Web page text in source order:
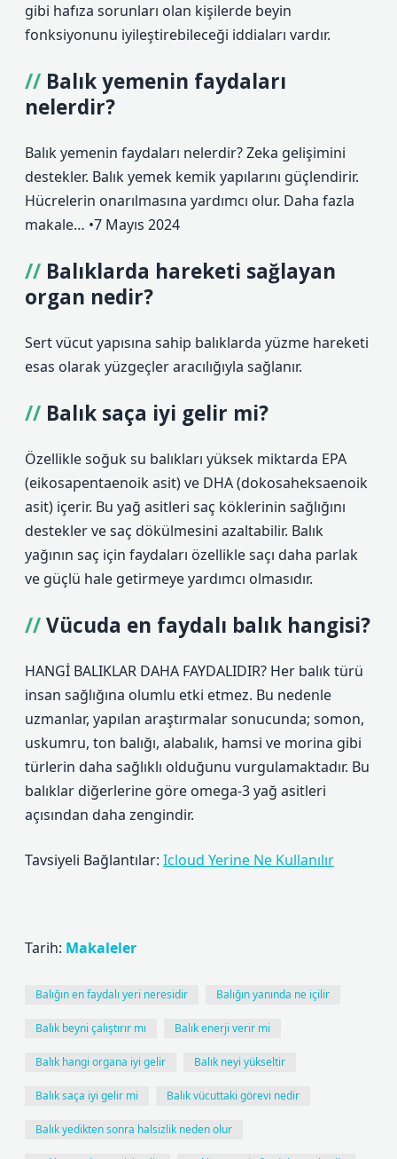
gibi hafıza sorunları olan kişilerde beyin
fonksiyonunu iyileştirebileceği iddiaları vardır.
Balık yemenin faydaları
nelerdir?
Balık yemenin faydaları nelerdir? Zeka gelişimini
destekler. Balık yemek kemik yapılarını güçlendirir.
Hücrelerin onarılmasına yardımcı olur. Daha fazla
makale… •7 Mayıs 2024
Balıklarda hareketi sağlayan
organ nedir?
Sert vücut yapısına sahip balıklarda yüzme hareketi
esas olarak yüzgeçler aracılığıyla sağlanır.
Balık saça iyi gelir mi?
Özellikle soğuk su balıkları yüksek miktarda EPA
(eikosapentaenoik asit) ve DHA (dokosaheksaenoik
asit) içerir. Bu yağ asitleri saç köklerinin sağlığını
destekler ve saç dökülmesini azaltabilir. Balık
yağının saç için faydaları özellikle saçı daha parlak
ve güçlü hale getirmeye yardımcı olmasıdır.
Vücuda en faydalı balık hangisi?
HANGİ BALIKLAR DAHA FAYDALIDIR? Her balık türü
insan sağlığına olumlu etki etmez. Bu nedenle
uzmanlar, yapılan araştırmalar sonucunda; somon,
uskumru, ton balığı, alabalık, hamsi ve morina gibi
türlerin daha sağlıklı olduğunu vurgulamaktadır. Bu
balıklar diğerlerine göre omega-3 yağ asitleri
açısından daha zengindir.
Tavsiyeli Bağlantılar: Icloud Yerine Ne Kullanılır
Tarih: Makaleler
Balığın en faydalı yeri neresidir Balığın yanında ne içilir
Balık beyni çalıştırır mı Balık enerji verir mi
Balık hangi organa iyi gelir Balık neyi yükseltir
Balık saça iyi gelir mi Balık vücuttaki görevi nedir
Balık yedikten sonra halsizlik neden olur